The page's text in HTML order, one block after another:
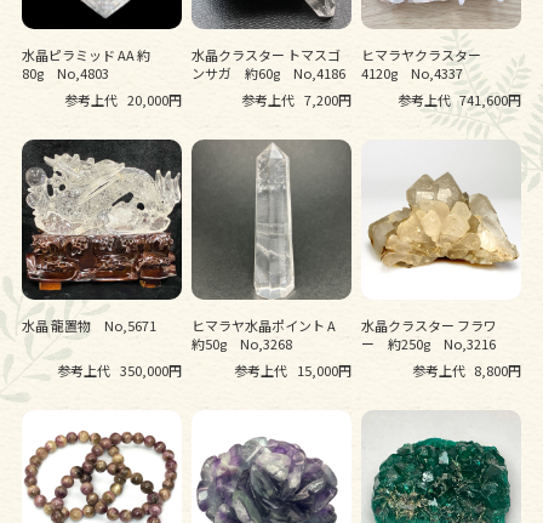
水晶ピラミッド AA 約
80g No,4803
参考上代 20,000円
水晶クラスター トマスゴ
ンサガ 約60g No,4186
参考上代 7,200円
ヒマラヤクラスター
4120g No,4337
参考上代 741,600円
水晶 龍置物 No,5671
参考上代 350,000円
ヒマラヤ水晶ポイント A
約50g No,3268
参考上代 15,000円
水晶クラスター フラワ
ー 約250g No,3216
参考上代 8,800円